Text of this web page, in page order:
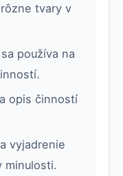
tvary v
používa na
opis činností
vyjadrenie
minulosti.